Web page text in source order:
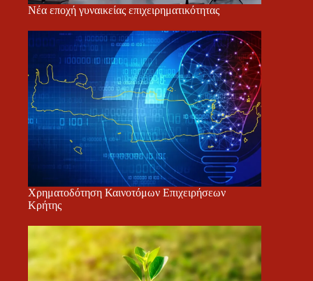
Νέα εποχή γυναικείας επιχειρηματικότητας
Χρηματοδότηση Καινοτόμων Επιχειρήσεων
Κρήτης